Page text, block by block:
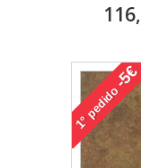
1°
pedido
-5€